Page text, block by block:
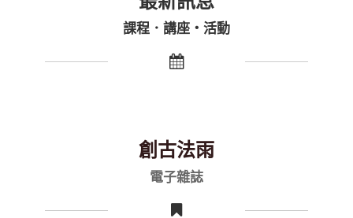
課程．講座・活動
創古法雨
電子雜誌